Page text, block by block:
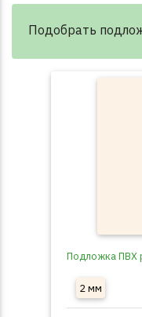
Подобрать
Подложка ПВХ
2 мм